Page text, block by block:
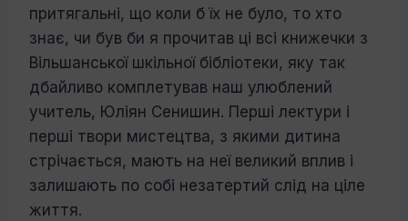
притягальні, що коли б їх не було, то хто
знає, чи був би я прочитав ці всі книжечки з
Вільшанської шкільної бібліо­теки, яку так
дбайливо комплетував наш улюблений
учитель, Юліян Сенишин. Перші лектури і
перші твори мистецтва, з якими дитина
стрічається, мають на неї великий вплив і
залишають по собі незатертий слід на ціле
життя.